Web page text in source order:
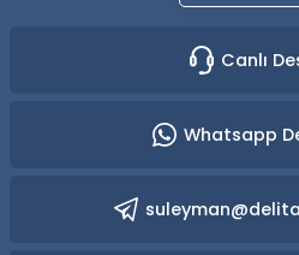
Canlı
Whatsapp